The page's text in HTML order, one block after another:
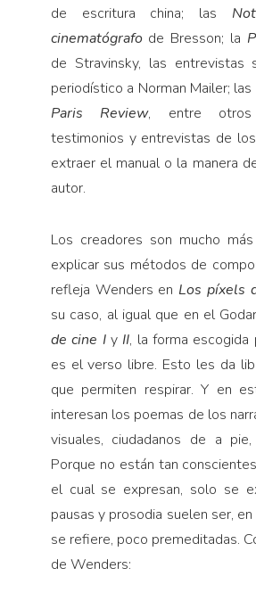
de escritura china; las
cinematógrafode Bresson; la
de Stravinsky, las entrevistas
periodístico a Norman Mailer;
Paris Review, entre otros
testimonios y entrevistas de
extraer el manual o la manera
autor.
Los creadores son mucho
explicar sus métodos de
refleja Wenders en Los píxels
su caso, al igual que en el
de cine I y II, la forma escogida
es el verso libre. Esto les da
que permiten respirar. Y en
interesan los poemas de los
visuales, ciudadanos de a
Porque no están tan
el cual se expresan, solo se
pausas y prosodia suelen ser,
se refiere, poco premeditadas.
de Wenders: